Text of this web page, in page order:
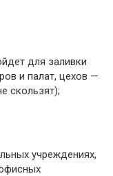
для заливки
и палат, цехов —
скользят);
учреждениях,